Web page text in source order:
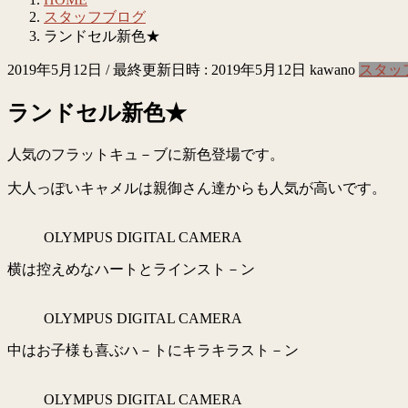
スタッフブログ
ランドセル新色★
2019年5月12日 / 最終更新日時 : 2019年5月12日 kawano スタッ
ランドセル新色★
人気のフラットキュ－ブに新色登場です。
大人っぽいキャメルは親御さん達からも人気が高いです。
OLYMPUS DIGITAL CAMERA
横は控えめなハートとラインスト－ン
OLYMPUS DIGITAL CAMERA
中はお子様も喜ぶハ－トにキラキラスト－ン
OLYMPUS DIGITAL CAMERA